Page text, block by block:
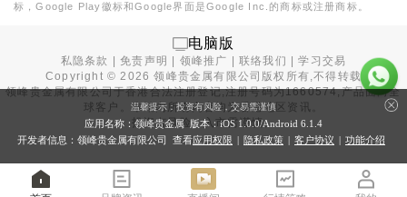
标，Google Play徽标和Google界面是Google Inc.的商标或注册商标。
电脑版
私隐条款 |免责声明 领峰推广 |联络我们 |学习交易
Copyright ©2026 领峰贵金属有限公司版权所有,不得转载
领峰贵金属有限公司于香港合法注册登记,注册号码为1660574,产品面向全
球客户。本站内所有内容均为香港地区资讯。
投资有风险，入市需谨慎。
温馨提示：投资有风险，交易需谨慎
应用名称：领峰贵金属 版本：iOS 1.0.0/Android 6.1.4
开发者信息：领峰贵金属有限公司 查看应用权限 | 隐私政策 | 客户协议 | 功能介绍